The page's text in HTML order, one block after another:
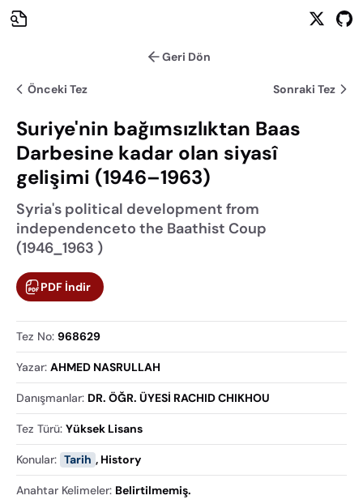
Geri Dön
Önceki Tez Sonraki Tez
Suriye'nin bağımsızlıktan Baas
Darbesine kadar olan siyasî
gelişimi (1946–1963)
Syria's political development from
independenceto the Baathist Coup
(1946_1963 )
PDF İndir
Tez No: 968629
Yazar: AHMED NASRULLAH
Danışmanlar: DR. ÖĞR. ÜYESİ RACHID CHIKHOU
Tez Türü: Yüksek Lisans
Konular: Tarih , History
Anahtar Kelimeler: Belirtilmemiş.